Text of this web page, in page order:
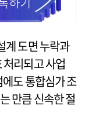
계 도면 누락과
처리되고 사업
도 통합심가 조
만큼 신속한 절